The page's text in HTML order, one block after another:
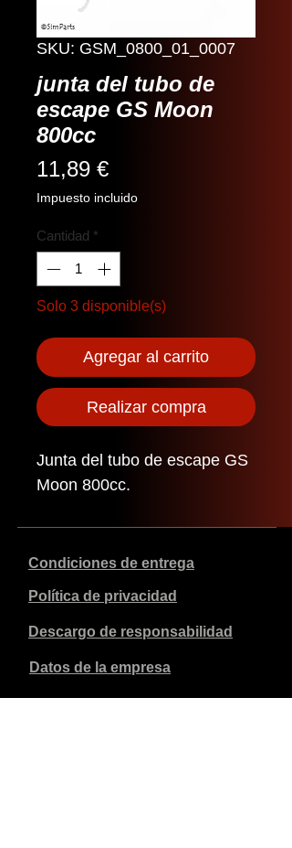
SKU: GSM_0800_01_0007
junta del tubo de
escape GS Moon
800cc
11,89 €Precio
Impuesto incluido
Cantidad *
Solo 3 disponible(s)
Agregar al carrito
Realizar compra
Junta del tubo de escape GS
Moon 800cc.
Condiciones de entrega
Política de privacidad
Descargo de responsabilidad
Datos de la empresa